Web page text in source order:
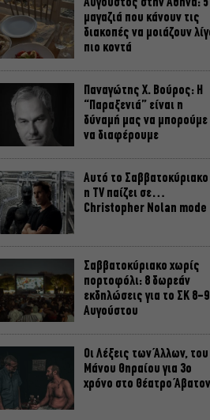
μαγαζιά που κάνουν τις
διακοπές να μοιάζουν
πιο κοντά
Παναγώτης Χ. Βούρος: Η
“Παραξενιά” είναι η
δύναμή μας να μπορούμε
να διαφέρουμε
Αυτό το Σαββατοκύριακο
η TV παίζει σε…
Christopher Nolan mode
Σαββατοκύριακο χωρίς
πορτοφόλι: 8 δωρεάν
εκδηλώσεις για το ΣΚ 8-9
Αυγούστου
Οι Λέξεις των Άλλων, του
Μάνου Θηραίου για 3ο
χρόνο στο Θέατρο Άβατον